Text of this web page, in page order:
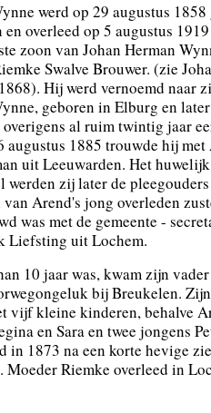
werd op 29 augustus
overleed op 5 augustus
zoon van Johan Herman
Swalve Brouwer. (zie
Hij werd vernoemd naar
geboren in Elburg en
al ruim twintig jaar
augustus 1885 trouwde hij
uit Leeuwarden. Het
werden zij later de
Arend's jong overleden
was met de gemeente -
Liefsting uit Lochem.
10 jaar was, kwam zijn
bij Breukelen.
vijf kleine kinderen, behalve
en Sara en twee jongens
in 1873 na een korte hevige
Riemke overleed in